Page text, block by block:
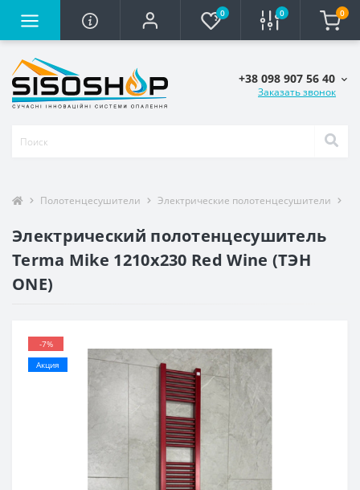
0 0 0
+38 098 907 56 40
Заказать звонок
Полотенцесушители Электрические полотенцесушители
Электрический полотенцесушитель
Terma Mike 1210x230 Red Wine (ТЭН
ONE)
-7%
Акция